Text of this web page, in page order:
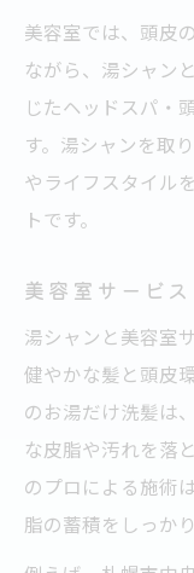
美容室では、頭皮
ながら、湯シャン
じたヘッドスパ・
す。湯シャンを取
やライフスタイル
トです。
美容室サービ
湯シャンと美容室
健やかな髪と頭皮
のお湯だけ洗髪は
な皮脂や汚れを落
のプロによる施術
脂の蓄積をしっか